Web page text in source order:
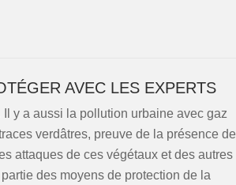
AVEC LES EXPERTS
y a aussi la pollution urbaine avec gaz
verdâtres, preuve de la présence de
attaques de ces végétaux et des autres
des moyens de protection de la